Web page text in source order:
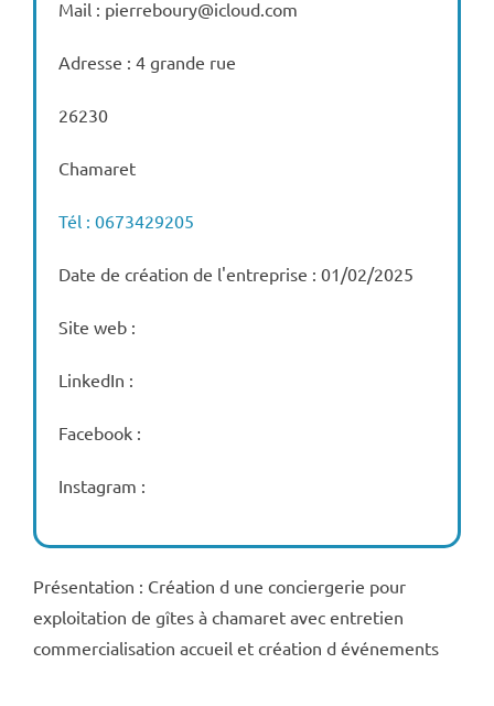
Mail : pierreboury@icloud.com
Adresse : 4 grande rue
26230
Chamaret
Tél : 0673429205
Date de création de l'entreprise : 01/02/2025
Site web :
LinkedIn :
Facebook :
Instagram :
Présentation : Création d une conciergerie pour
exploitation de gîtes à chamaret avec entretien
commercialisation accueil et création d événements